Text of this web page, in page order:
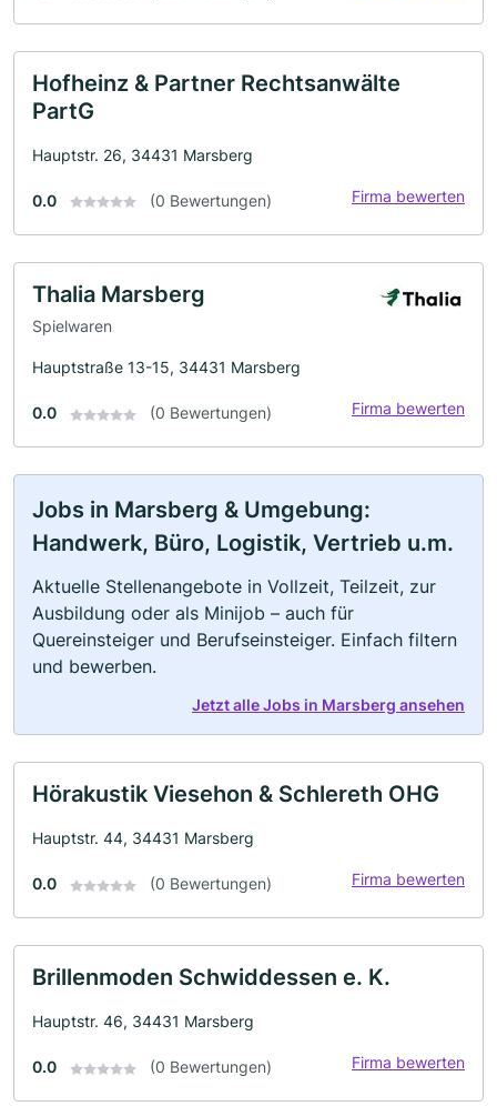
Hofheinz & Partner Rechtsanwälte
PartG
Hauptstr. 26, 34431 Marsberg
0.0 (0 Bewertungen) Firma bewerten
Thalia Marsberg
Spielwaren
Hauptstraße 13-15, 34431 Marsberg
0.0 (0 Bewertungen) Firma bewerten
Jobs in Marsberg & Umgebung:
Handwerk, Büro, Logistik, Vertrieb u.m.
Aktuelle Stellenangebote in Vollzeit, Teilzeit, zur
Ausbildung oder als Minijob – auch für
Quereinsteiger und Berufseinsteiger. Einfach filtern
und bewerben.
Jetzt alle Jobs in Marsberg ansehen
Hörakustik Viesehon & Schlereth OHG
Hauptstr. 44, 34431 Marsberg
0.0 (0 Bewertungen) Firma bewerten
Brillenmoden Schwiddessen e. K.
Hauptstr. 46, 34431 Marsberg
0.0 (0 Bewertungen) Firma bewerten